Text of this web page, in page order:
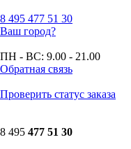
8 495 477 51 30
Ваш город?
ПН - ВС: 9.00 - 21.00
Обратная связь
Проверить статус заказа
8 495 477 51 30